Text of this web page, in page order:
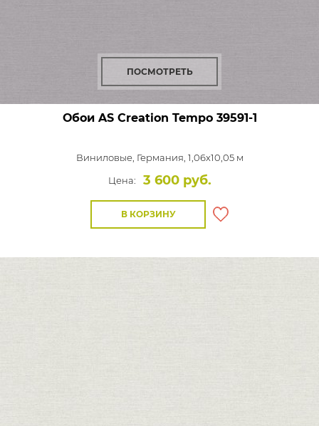
ПОСМОТРЕТЬ
Обои AS Creation Tempo39591-1
Виниловые, Германия, 1,06x10,05 м
Цена:
3 600 руб.
В КОРЗИНУ